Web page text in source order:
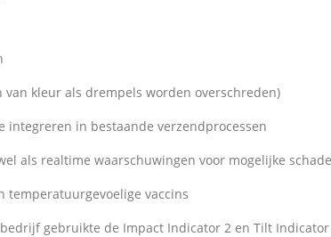
van kleur als drempels worden overschreden)
integreren in bestaande verzendprocessen
als realtime waarschuwingen voor mogelijke
temperatuurgevoelige vaccins
gebruikte de Impact Indicator 2 en Tilt